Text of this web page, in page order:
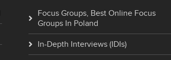
Focus Groups, Best Online Focus
Groups In Poland
In-Depth Interviews (IDIs)